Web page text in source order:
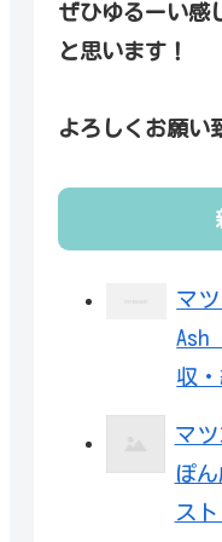
ぜひゆるーい感
と思います！
よろしくお願い
マ
Ash
収
マ
ぽ
ス